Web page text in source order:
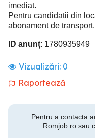
imediat.
Pentru candidatii din
abonament de transport.
ID anunț: 1780935949
Vizualizări: 0
Raportează
Pentru a contacta
Romjob.ro sau